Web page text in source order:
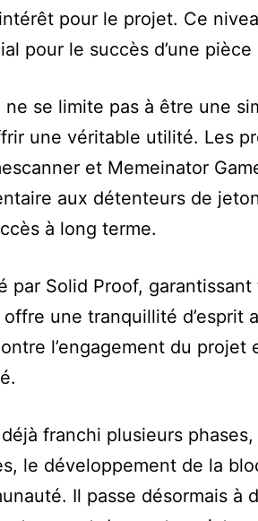
pour le projet. Ce
pour le succès d’une
ne se limite pas à être une
une véritable utilité. Les
et Memeinator
aux détenteurs de
à long terme.
par Solid Proof, garantissant
une tranquillité d’esprit
l’engagement du projet
franchi plusieurs
le développement de la
Il passe désormais à